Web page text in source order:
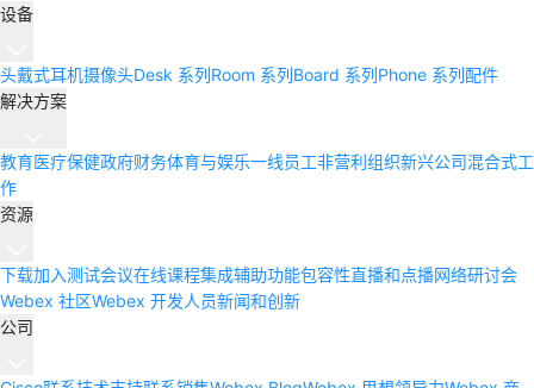
设备
头戴式耳机摄像头Desk 系列Room 系列Board 系列Phone 系列配件
解决方案
教育医疗保健政府财务体育与娱乐一线员工非营利组织新兴公司混合式工
作
资源
下载加入测试会议在线课程集成辅助功能包容性直播和点播网络研讨会
Webex 社区Webex 开发人员新闻和创新
公司